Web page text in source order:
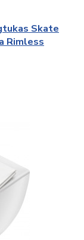
Skate
Rimless